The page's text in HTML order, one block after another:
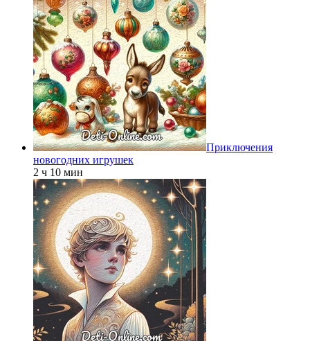
Приключения
новогодних игрушек
2 ч 10 мин